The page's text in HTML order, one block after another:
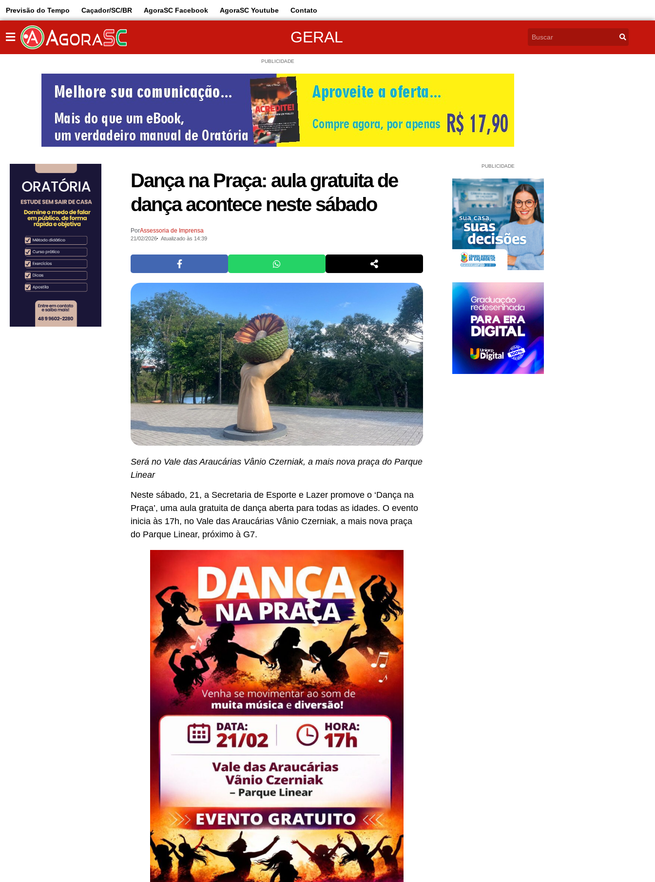
Previsão do Tempo Caçador/SC/BR AgoraSC Facebook AgoraSC Youtube Contato
GERAL
PUBLICIDADE
Dança na Praça: aula gratuita de
dança acontece neste sábado
PorAssessoria de Imprensa
21/02/2026 Atualizado às 14:39
Será no Vale das Araucárias Vânio Czerniak, a mais nova praça do Parque
Linear
Neste sábado, 21, a Secretaria de Esporte e Lazer promove o ‘Dança na
Praça’, uma aula gratuita de dança aberta para todas as idades. O evento
inicia às 17h, no Vale das Araucárias Vânio Czerniak, a mais nova praça
do Parque Linear, próximo à G7.
PUBLICIDADE